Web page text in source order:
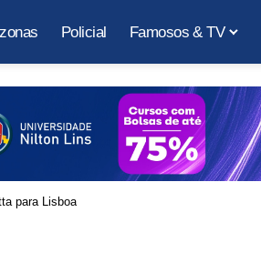
Policial Famosos & TV
para Lisboa